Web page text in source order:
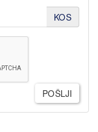
KOS
POŠLJI